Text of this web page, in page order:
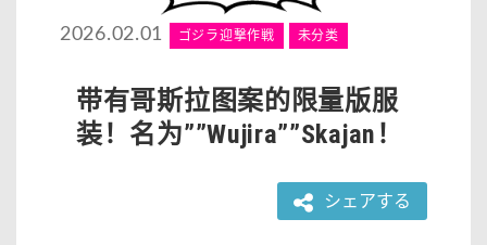
2026.02.01 ゴジラ迎撃作戦 未分类
带有哥斯拉图案的限量版服
装！名为””Wujira””Skajan！
シェアする